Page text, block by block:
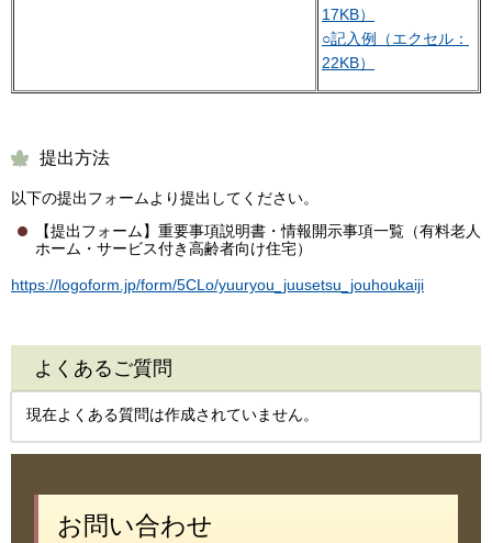
17KB）
○記入例（エクセル：
22KB）
提出方法
以下の提出フォームより提出してください。
【提出フォーム】重要事項説明書・情報開示事項一覧（有料老人
ホーム・サービス付き高齢者向け住宅）
https://logoform.jp/form/5CLo/yuuryou_juusetsu_jouhoukaiji
よくあるご質問
現在よくある質問は作成されていません。
お問い合わせ